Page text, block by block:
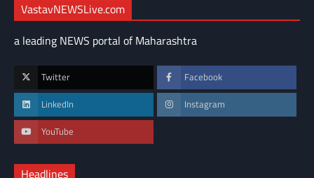
VastavNEWSLive.com
a leading NEWS portal of Maharashtra
Twitter Facebook
LinkedIn Instagram
YouTube
Headlines